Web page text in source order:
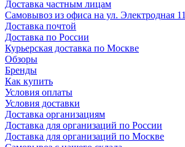
Доставка частным лицам
Самовывоз из офиса на ул. Электродная 11
Доставка почтой
Доставка по России
Курьерская доставка по Москве
Обзоры
Бренды
Как купить
Условия оплаты
Условия доставки
Доставка организациям
Доставка для организаций по России
Доставка для организаций по Москве